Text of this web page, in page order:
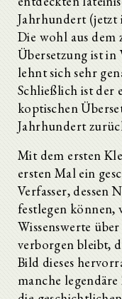
Jahrhundert (jetzt
Die wohl aus dem
Übersetzung ist in
lehnt sich sehr
Schließlich ist der
koptischen
Jahrhundert
Mit dem ersten
ersten Mal ein
Verfasser, dessen
festlegen können,
Wissenswerte über
verborgen bleibt,
Bild dieses
manche